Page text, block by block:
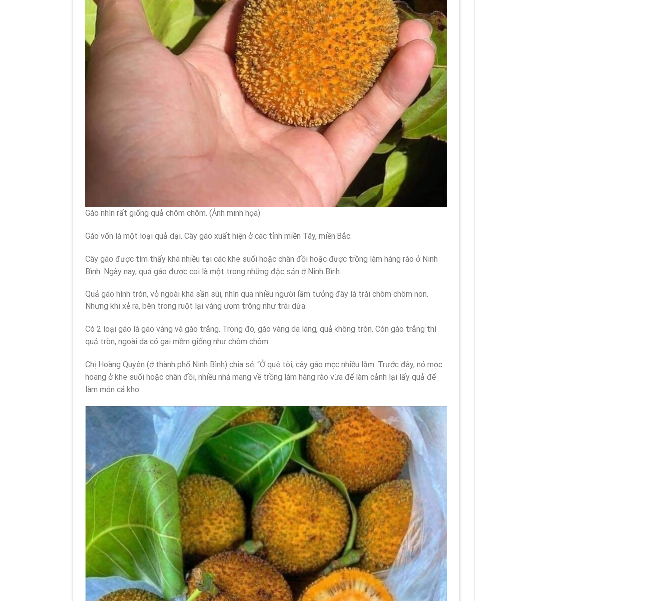
Gáo nhìn rất giống quả chôm chôm. (Ảnh minh họa)
Gáo vốn là một loại quả dại. Cây gáo xuất hiện ở các tỉnh miền Tây, miền Bắc.
Cây gáo được tìm thấy khá nhiều tại các khe suối hoặc chân đồi hoặc được trồng làm hàng rào ở Ninh
Bình. Ngày nay, quả gáo được coi là một trong những đặc sản ở Ninh Bình.
Quả gáo hình tròn, vỏ ngoài khá sần sùi, nhìn qua nhiều người lầm tưởng đây là trái chôm chôm non.
Nhưng khi xẻ ra, bên trong ruột lại vàng ươm trông như trái dứa.
Có 2 loại gáo là gáo vàng và gáo trắng. Trong đó, gáo vàng da láng, quả không tròn. Còn gáo trắng thì
quả tròn, ngoài da có gai mềm giống như chôm chôm.
Chị Hoàng Quyên (ở thành phố Ninh Bình) chia sẻ: “Ở quê tôi, cây gáo mọc nhiều lắm. Trước đây, nó mọc
hoang ở khe suối hoặc chân đồi, nhiều nhà mang về trồng làm hàng rào vừa để làm cảnh lại lấy quả để
làm món cá kho.